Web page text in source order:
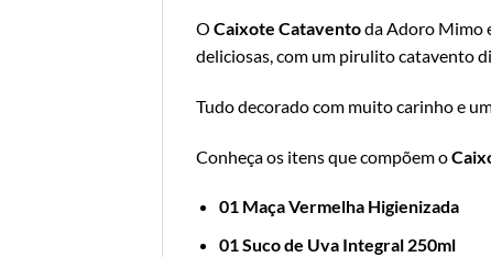
O Caixote Cataventoda Adoro Mimo
deliciosas, com um pirulito catavento
Tudo decorado com muito carinho e
Conheça os itens que compõem o
01 Maça Vermelha Higienizada
01 Suco de Uva Integral 250ml